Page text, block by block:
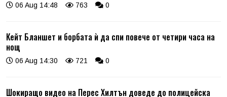
06 Aug 14:48 763 0
Кейт Бланшет и борбата ѝ да спи повече от четири часа на
нощ
06 Aug 14:30 721 0
Шокиращо видео на Перес Хилтън доведе до полицейска